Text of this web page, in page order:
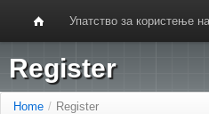
Упатство за користење
Register
Home / Register